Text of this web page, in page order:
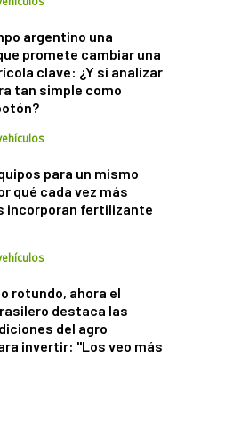
argentino una
promete cambiar una
clave: ¿Y si analizar
tan simple como
para un mismo
qué cada vez más
incorporan fertilizante
rotundo, ahora el
destaca las
del agro
invertir: "Los veo más